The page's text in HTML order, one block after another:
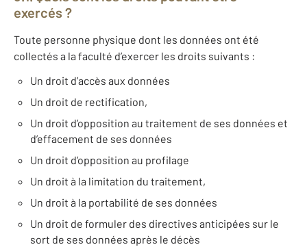
exercés ?
Toute personne physique dont les données ont été
collectés a la faculté d’exercer les droits suivants :
Un droit d’accès aux données
Un droit de rectification,
Un droit d’opposition au traitement de ses données et
d’effacement de ses données
Un droit d’opposition au profilage
Un droit à la limitation du traitement,
Un droit à la portabilité de ses données
Un droit de formuler des directives anticipées sur le
sort de ses données après le décès